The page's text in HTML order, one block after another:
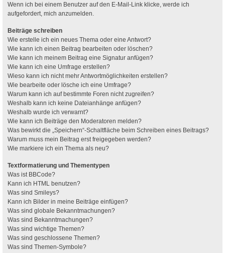
Wenn ich bei einem Benutzer auf den E-Mail-Link klicke, werde ich
aufgefordert, mich anzumelden.
Beiträge schreiben
Wie erstelle ich ein neues Thema oder eine Antwort?
Wie kann ich einen Beitrag bearbeiten oder löschen?
Wie kann ich meinem Beitrag eine Signatur anfügen?
Wie kann ich eine Umfrage erstellen?
Wieso kann ich nicht mehr Antwortmöglichkeiten erstellen?
Wie bearbeite oder lösche ich eine Umfrage?
Warum kann ich auf bestimmte Foren nicht zugreifen?
Weshalb kann ich keine Dateianhänge anfügen?
Weshalb wurde ich verwarnt?
Wie kann ich Beiträge den Moderatoren melden?
Was bewirkt die „Speichern“-Schaltfläche beim Schreiben eines Beitrags?
Warum muss mein Beitrag erst freigegeben werden?
Wie markiere ich ein Thema als neu?
Textformatierung und Thementypen
Was ist BBCode?
Kann ich HTML benutzen?
Was sind Smileys?
Kann ich Bilder in meine Beiträge einfügen?
Was sind globale Bekanntmachungen?
Was sind Bekanntmachungen?
Was sind wichtige Themen?
Was sind geschlossene Themen?
Was sind Themen-Symbole?